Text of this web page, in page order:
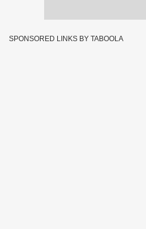
SPONSORED LINKS BY TABOOLA